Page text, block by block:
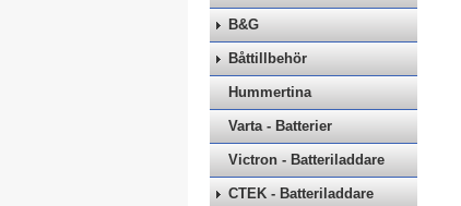
B&G
Båttillbehör
Hummertina
Varta - Batterier
Victron - Batteriladdare
CTEK - Batteriladdare